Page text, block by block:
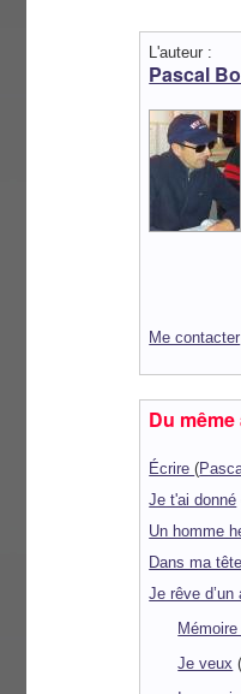
L'auteur :
Pascal
Me contacter
Du
Écrire(
Je t'ai donné
Un homme
Dans ma tête
Je rêve
Je veux (